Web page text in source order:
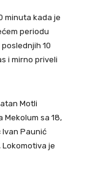
minuta kada je
periodu
10
i mirno priveli
Motli
Mekolum sa 18,
Ivan Paunić
Lokomotiva je